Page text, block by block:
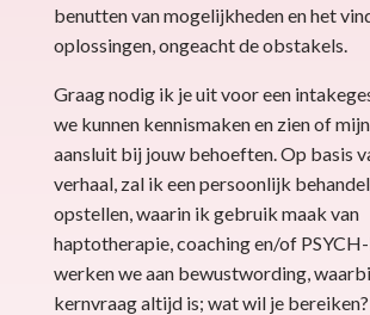
benutten van mogelijkheden en het
oplossingen, ongeacht de obstakels.
Graag nodig ik je uit voor een
we kunnen kennismaken en zien of
aansluit bij jouw behoeften. Op basis
verhaal, zal ik een persoonlijk
opstellen, waarin ik gebruik maak van
haptotherapie, coaching en/of
werken we aan bewustwording,
kernvraag altijd is; wat wil je bereiken?